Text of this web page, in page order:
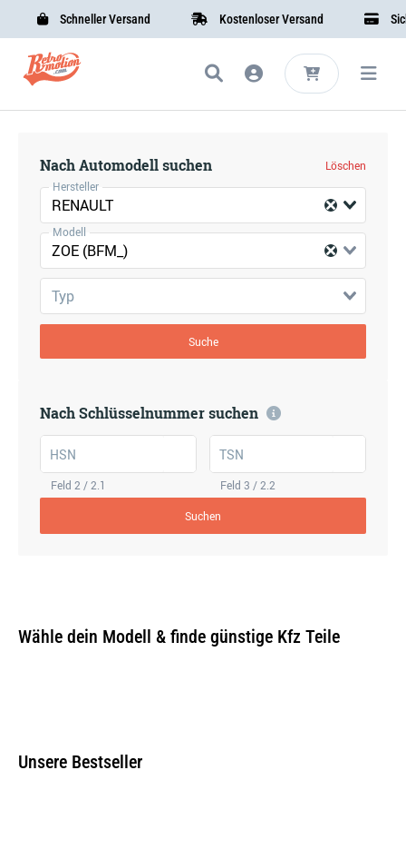
Schneller Versand Kostenloser Versand
Nach Automodell suchen
Löschen
Hersteller
RENAULT
Modell
ZOE (BFM_)
Typ
Suche
Nach Schlüsselnummer suchen
HSN
Feld 2 / 2.1
TSN
Feld 3 / 2.2
Suchen
Wähle dein Modell & finde günstige Kfz Teile
Unsere Bestseller